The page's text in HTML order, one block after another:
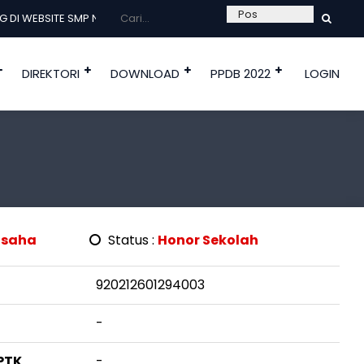
SMP NEGERI BABO ---
DIREKTORI DOWNLOAD PPDB 2022 LOGIN
Status : Honor Sekolah
920212601294003
-